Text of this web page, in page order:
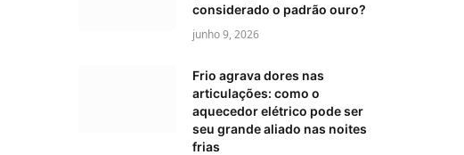
considerado o padrão ouro?
junho 9, 2026
Frio agrava dores nas
articulações: como o
aquecedor elétrico pode ser
seu grande aliado nas noites
frias